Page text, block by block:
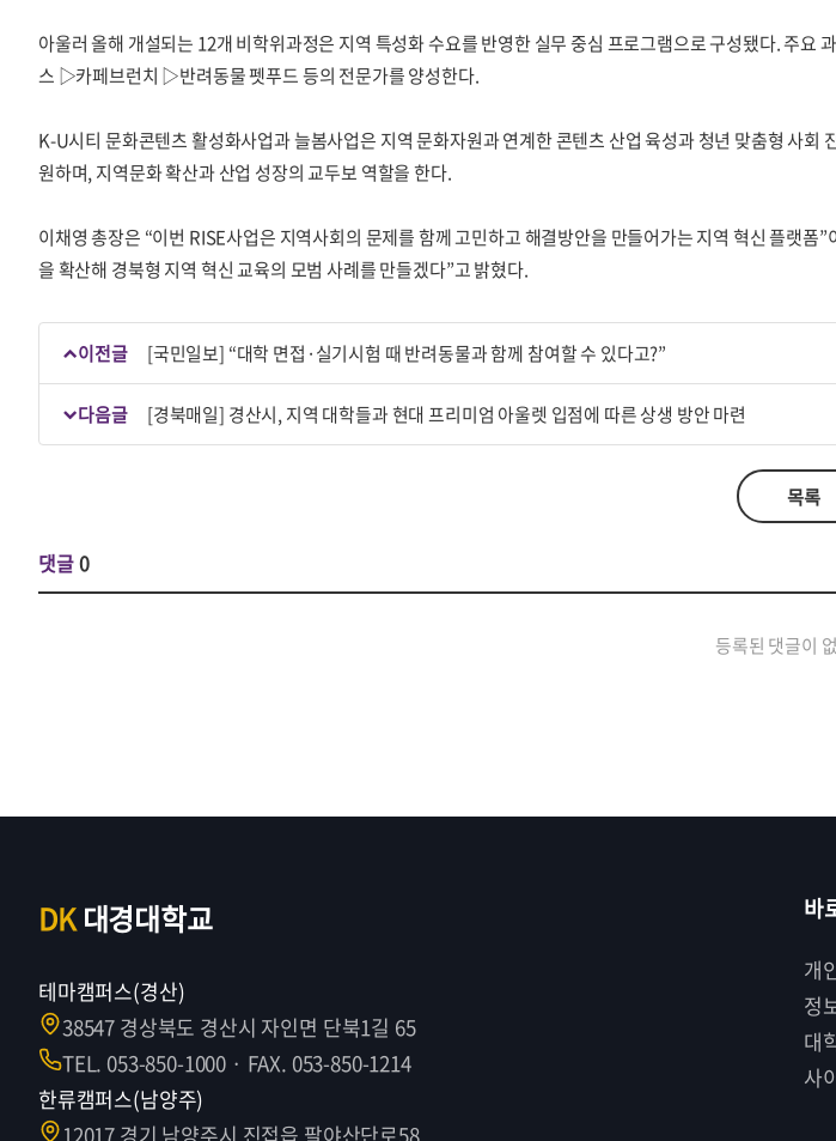
아울러 올해 개설되는 12개 비학위과정은 지역 특성화 수요를 반영한 실무 중심 프로그램으로 구성됐다.
스 ▷카페브런치 ▷반려동물 펫푸드 등의 전문가를 양성한다.
K-U시티 문화콘텐츠 활성화사업과 늘봄사업은 지역 문화자원과 연계한 콘텐츠 산업 육성과 청년 맞춤형 사
원하며, 지역문화 확산과 산업 성장의 교두보 역할을 한다.
이채영 총장은 “이번 RISE사업은 지역사회의 문제를 함께 고민하고 해결방안을 만들어가는 지역 혁신 플랫
을 확산해 경북형 지역 혁신 교육의 모범 사례를 만들겠다”고 밝혔다.
이전글 [국민일보] “대학 면접·실기시험 때 반려동물과 함께 참여할 수 있다고?”
다음글 [경북매일] 경산시, 지역 대학들과 현대 프리미엄 아울렛 입점에 따른 상생 방안 마련
목록
댓글0
등록된 댓글이
DK대경대학교
테마캠퍼스(경산)
38547 경상북도 경산시 자인면 단북1길 65
TEL. 053-850-1000 · FAX. 053-850-1214
한류캠퍼스(남양주)
12017 경기 남양주시 진접읍 팔야산단로58
바
개
정
대
사